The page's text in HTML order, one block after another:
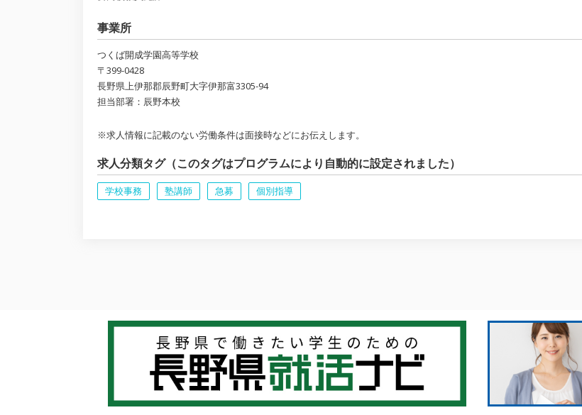
事業所
つくば開成学園高等学校
〒399-0428
長野県上伊那郡辰野町大字伊那富3305-94
担当部署：辰野本校
※求人情報に記載のない労働条件は面接時などにお伝えします。
求人分類タグ（このタグはプログラムにより自動的に設定されました）
学校事務 塾講師 急募 個別指導